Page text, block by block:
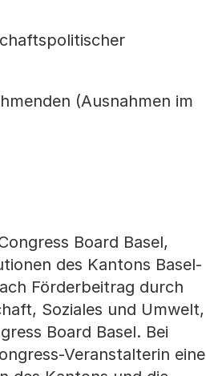
(Ausnahmen im
Board Basel,
des Kantons Basel-
Förderbeitrag durch
Soziales und Umwelt,
Board Basel. Bei
Veranstalterin eine